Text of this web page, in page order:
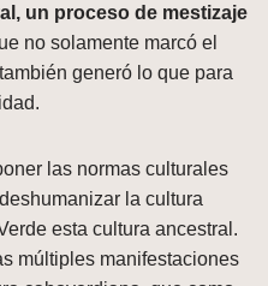
un proceso de mestizaje
no solamente marcó el
generó lo que para
las normas culturales
la cultura
esta cultura ancestral.
múltiples manifestaciones